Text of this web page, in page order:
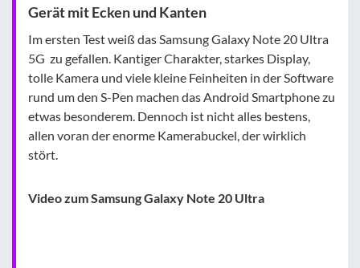
Gerät mit Ecken und Kanten
Im ersten Test weiß das Samsung Galaxy Note 20 Ultra
5G zu gefallen. Kantiger Charakter, starkes Display,
tolle Kamera und viele kleine Feinheiten in der Software
rund um den S-Pen machen das Android Smartphone zu
etwas besonderem. Dennoch ist nicht alles bestens,
allen voran der enorme Kamerabuckel, der wirklich
stört.
Video zum Samsung Galaxy Note 20 Ultra